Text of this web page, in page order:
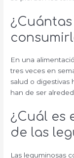
En una
tres veces en
salud o digestivas
han de ser
¿Cuál es
de las
Las leguminosas